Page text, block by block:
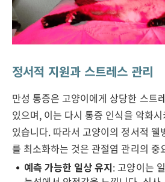
정서적 지원과 스트레스 관리
만성 통증은 고양이에게 상당한 스트
있으며, 이는 다시 통증 인식을 악화
있습니다. 따라서 고양이의 정서적 웰
를 최소화하는 것은 관절염 관리의 중
예측 가능한 일상 유지: 고양이는